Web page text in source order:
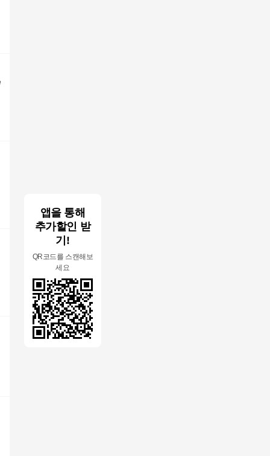
앱을 통해
추가할인 받
기!
QR코드를 스캔해보
세요